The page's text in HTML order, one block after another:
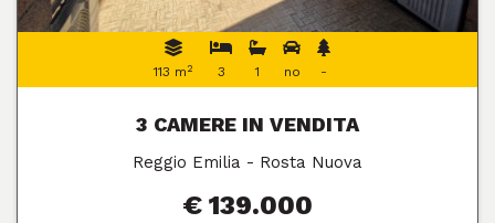
113 m 2 3 1 no -
3 CAMERE IN VENDITA
Reggio Emilia - Rosta Nuova
€ 139.000